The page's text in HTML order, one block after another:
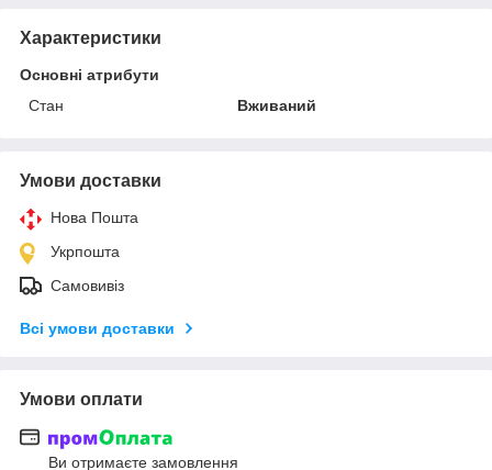
Характеристики
Основні атрибути
Стан
Вживаний
Умови доставки
Нова Пошта
Укрпошта
Самовивіз
Всі умови доставки
Умови оплати
Ви отримаєте замовлення